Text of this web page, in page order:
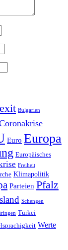
Bulgarien
Euro Europa
Europäisches
Freiheit
Klimapolitik
Parteien Pfalz
Schengen
Türkei
Werte